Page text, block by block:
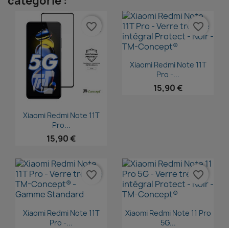
Aperçu rapide
Xiaomi Redmi Note 11T
Pro...
15,90 €
favorite_border
Aperçu rapide
Xiaomi Redmi Note 11T
Pro -...
15,90 €
favorite_border
Aperçu rapide
Xiaomi Redmi Note 11T
Pro -...
favorite_border
Aperçu rapide
Xiaomi Redmi Note 11 Pro
5G...
favorite_border